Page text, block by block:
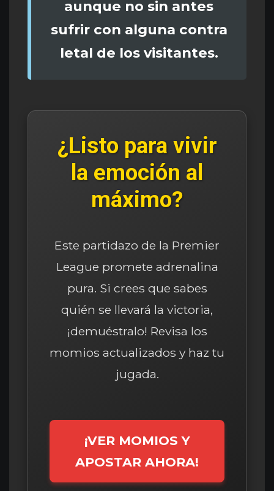
aunque no sin antes
sufrir con alguna contra
letal de los visitantes.
¿Listo para vivir
la emoción al
máximo?
Este partidazo de la Premier
League promete adrenalina
pura. Si crees que sabes
quién se llevará la victoria,
¡demuéstralo! Revisa los
momios actualizados y haz tu
jugada.
¡VER MOMIOS Y
APOSTAR AHORA!